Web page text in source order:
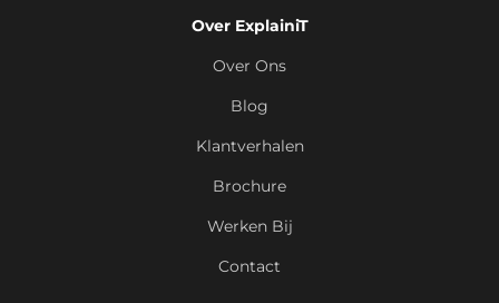
Over ExplainiT
Over Ons
Blog
Klantverhalen
Brochure
Werken Bij
Contact